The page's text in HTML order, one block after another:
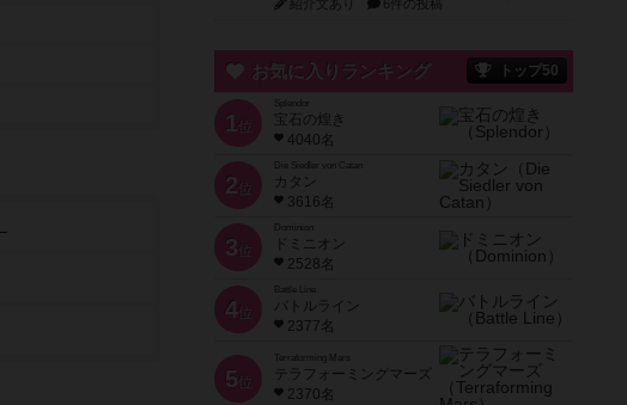
紹介文あり 6件の投稿
お気に入りランキング トップ50
1 位
宝石の煌き
4040名
2 位
Die Siedler von Catan
カタン
3616名
3 位
ドミニオン
2528名
4位
Battle Line
バトルライン
2377名
5 位
Terraforming Mars
テラフォーミングマーズ
2370名